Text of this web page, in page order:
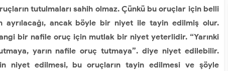
tutulmaları sahih olmaz. Çünkü bu oruçlar için belli
ancak böyle bir niyet ile tayin edilmiş olur.
bir nafile oruç için mutlak bir niyet yeterlidir. “Yarınki
yarın nafile oruç tutmaya”. diye niyet edilebilir.
niyet edilmesi, bu oruçların tayin edilmesi ve şöyle